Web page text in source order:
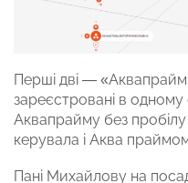
Перші дві —
зареєстровані в одному
Аквапрайму без пробілу
керувала і Аква
Пані Михайлову на